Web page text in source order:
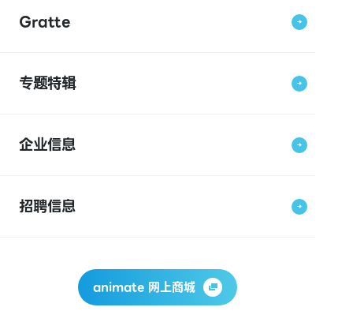
Gratte
专题特辑
企业信息
招聘信息
animate 网上商城